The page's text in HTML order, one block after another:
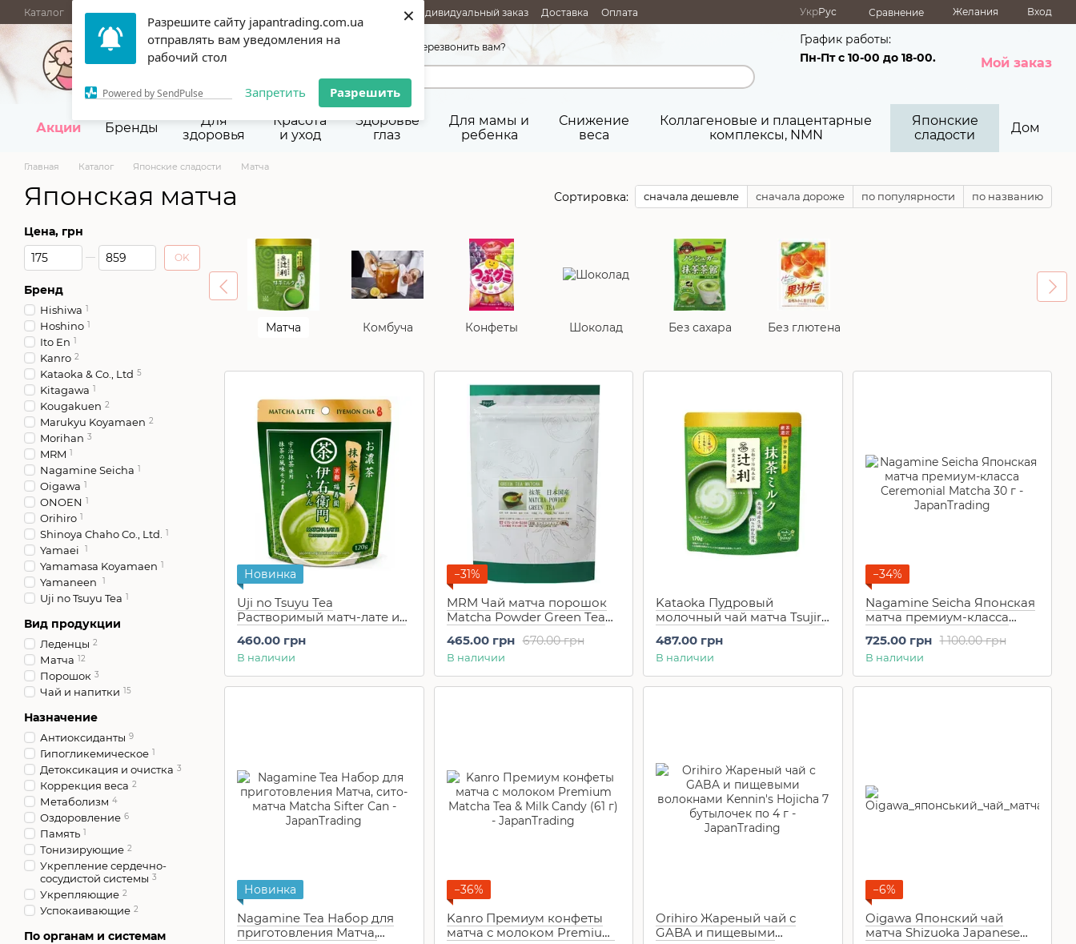
Разрешите сайту japantrading.com.ua
отправлять вам уведомления на
рабочий стол
Powered by SendPulse Запретить Разрешить
×
Перейти к основному контенту
Каталог АКЦИИ НОВИНКИ Индивидуальный заказ Доставка
Оплата
Сертификаты
Срок годности Отзывы О нас Контакты Возврат товара Публичная оферта
УкрРус Сравнение Желания Вход
067 945-92-29,093 945-92-29 Перезвонить вам?
График работы:
Пн-Пт с 10-00 до 18-00.
Мой заказ
Акции Бренды
Для
здоровья
Красота
и уход
Здоровье
глаз
Для мамы и
ребенка
Снижение
веса
Коллагеновые и плацентарные
комплексы, NMN
Японские
сладости
Дом
Главная Каталог Японские сладости Матча
Японская матча Сортировка: сначала дешевле сначала дороже по популярности по названию
Матча Комбуча Конфеты Шоколад Без сахара Без глютена
Новинка
Uji no Tsuyu Tea
Растворимый матч-лате из
Matcha Koicha Matcha Latte,
120 г
460.00 грн
В наличии
−31%
MRM Чай матча порошок
Matcha Powder Green Tea
670.00 грн
465.00 грн
В наличии
Kataokа Пудровый
молочный чай матча Tsujiri
г)
487.00 грн
В наличии
−34%
Nagamine Seicha Японская
матча премиум-класса
1 100.00 грн
725.00 грн
В наличии
Новинка
Nagamine Tea Набор для
приготовления Матча,
−36%
Kanro Премиум конфеты
матча с молоком Premium
Orihiro Жареный чай с
GABA и пищевыми
−6%
Oigawa Японский чай
матча Shizuoka Japanese
Цена, грн
От Цена, грн
До Цена, грн OK
Бренд
Hishiwa 1
Hoshino 1
Ito En 1
Kanro 2
Kataoka & Co., Ltd 5
Kitagawa 1
Kougakuen 2
Marukyu Koyamaen 2
Morihan 3
MRM 1
Nagamine Seicha 1
Oigawa 1
ONOEN 1
Orihiro 1
Shinoya Chaho Co., Ltd. 1
Yamaei 1
Yamamasa Koyamaen 1
Yamaneen 1
Uji no Tsuyu Tea 1
Вид продукции
Леденцы 2
Матча 12
Порошок 3
Чай и напитки 15
Назначение
Антиоксиданты 9
Гипогликемическое 1
Детоксикация и очистка 3
Коррекция веса 2
Метаболизм 4
Оздоровление 6
Память 1
Тонизирующие 2
Укрепление сердечно-
сосудистой системы 3
Укрепляющие 2
Успокаивающие 2
По органам и системам